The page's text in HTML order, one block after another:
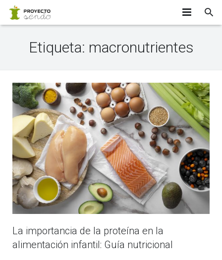
EQUIPO
APÚNTATE
PARTICIPANTES
INVESTIGADORES
CONTACTO
Etiqueta: macronutrientes
La importancia de la proteína en la
alimentación infantil: Guía nutricional